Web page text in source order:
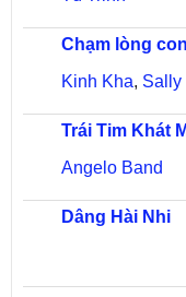
Chạm lòng
Kinh Kha, Sally
Trái Tim Khát
Angelo Band
Dâng Hài Nhi